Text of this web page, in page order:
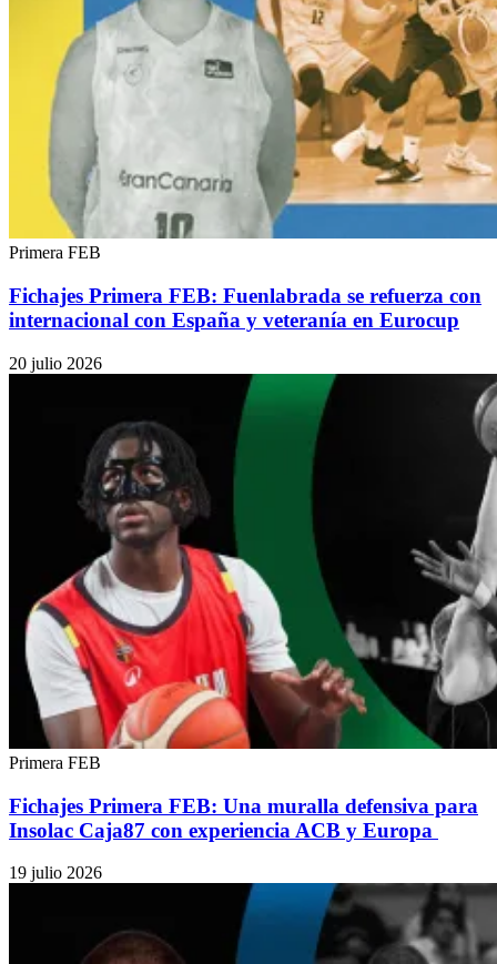
Primera FEB
Fichajes Primera FEB: Fuenlabrada se refuerza con
internacional con España y veteranía en Eurocup
20 julio 2026
Primera FEB
Fichajes Primera FEB: Una muralla defensiva para
Insolac Caja87 con experiencia ACB y Europa
19 julio 2026